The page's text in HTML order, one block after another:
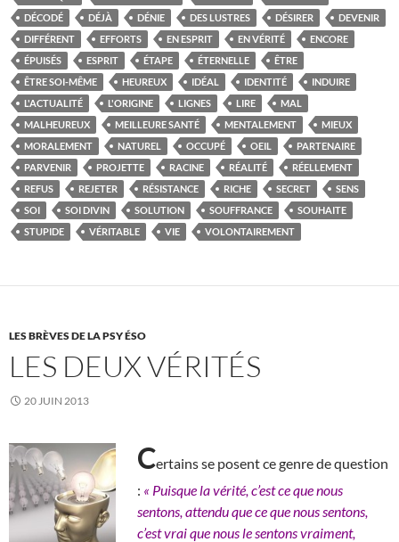
DÉCODÉ
DÉJÀ DÉNIE DES LUSTRES DÉSIRER
DEVENIR
DIFFÉRENT
EFFORTS EN ESPRIT EN VÉRITÉ
ENCORE
ÉPUISÉS
ESPRIT ÉTAPE ÉTERNELLE
ÊTRE
ÊTRE SOI-MÊME
HEUREUX IDÉAL IDENTITÉ
INDUIRE
L'ACTUALITÉ
L'ORIGINE LIGNES LIRE
MAL
MALHEUREUX
MEILLEURE SANTÉ MENTALEMENT
MIEUX
MORALEMENT
NATUREL OCCUPÉ OEIL
PARTENAIRE
PARVENIR
PROJETTE RACINE RÉALITÉ
RÉELLEMENT
REFUS
REJETER RÉSISTANCE RICHE SECRET
SENS
SOI
SOI DIVIN SOLUTION SOUFFRANCE
SOUHAITE
STUPIDE
VÉRITABLE VIE VOLONTAIREMENT
LES BRÈVES DE LA PSY ÉSO
LES DEUX VÉRITÉS
20 JUIN 2013
Certains se posent ce genre de question
: « Puisque la vérité, c’est ce que nous
sentons, attendu que ce que nous sentons,
c’est vrai que nous le sentons vraiment,